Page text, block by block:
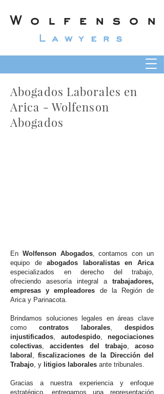
Wolfenson
Lawyers
Abogados Laborales en
Arica - Wolfenson
Abogados
En Wolfenson Abogados, contamos con un
equipo deabogados laboralistas en Arica
especializados en derecho del trabajo,
ofreciendo asesoría integral a trabajadores,
empresas y empleadores de la Región de
Arica y Parinacota.
Brindamos soluciones legales en áreas clave
como contratos laborales, despidos
injustificados, autodespido, negociaciones
colectivas,accidentes del trabajo, acoso
laboral ,fiscalizaciones de la Dirección del
Trabajo, y litigios laborales ante tribunales.
Gracias a nuestra experiencia y enfoque
estratégico, entregamos una representación